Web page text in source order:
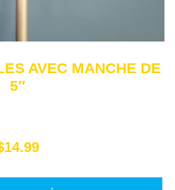
AVEC MANCHE DE
5″
14.99